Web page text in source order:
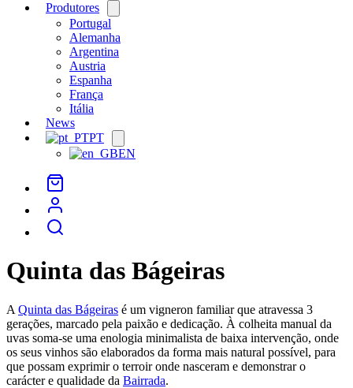
Produtores
menu
Portugal
Alemanha
Argentina
Austria
Espanha
França
Itália
News
PT
menu
EN
Quinta das Bágeiras
A Quinta das Bágeiras é um vigneron familiar que atravessa 3
gerações, marcado pela paixão e dedicação. À colheita manual da
uvas soma-se uma enologia minimalista de baixa intervenção, onde
os seus vinhos são elaborados da forma mais natural possível, para
que possam exprimir o terroir onde nasceram e demonstrar o
carácter e qualidade da Bairrada.